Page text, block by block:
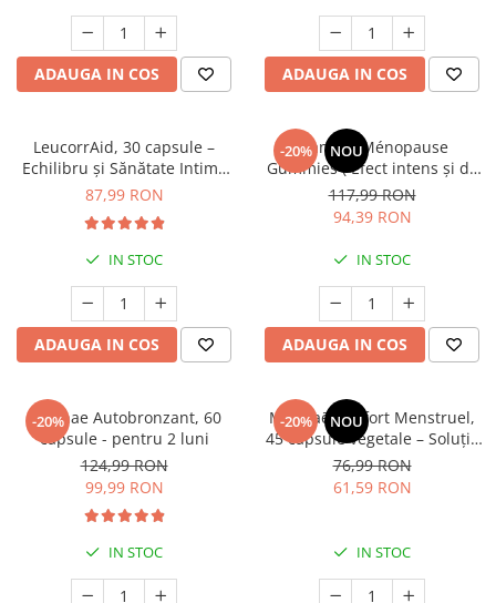
ADAUGA IN COS ADAUGA IN COS
LeucorrAid, 30 capsule –
Echilibru și Sănătate Intimă
Feminină
87,99 RON
IN STOC
ADAUGA IN COS
-20% NOU
Manhaé Ménopause
Gummies ( Efect intens și de
durată asupra simptomelor
din perioadele de peri-
menopauză și menopauză.) *
60 jeleuri
117,99 RON
94,39 RON
IN STOC
ADAUGA IN COS
-20%
Manhae Autobronzant, 60
capsule - pentru 2 luni
124,99 RON
99,99 RON
IN STOC
-20% NOU
Manhaē Confort Menstruel,
45 capsule vegetale – Soluția
Naturală pentru un Ciclu fără
Dureri
76,99 RON
61,59 RON
IN STOC